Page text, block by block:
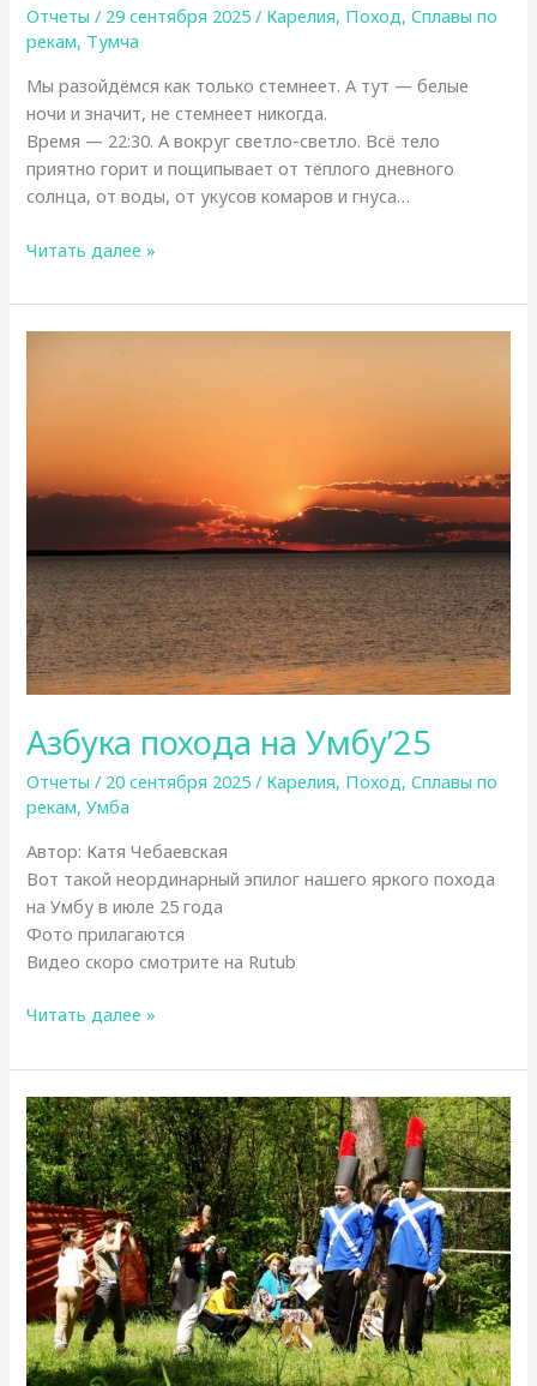
Отчеты / 29 сентября 2025/ Карелия, Поход,Сплавы по
рекам, Тумча
Мы разойдёмся как только стемнеет. А тут — белые
ночи и значит, не стемнеет никогда.
Время — 22:30. А вокруг светло-светло. Всё тело
приятно горит и пощипывает от тёплого дневного
солнца, от воды, от укусов комаров и гнуса…
Тумча,
2025.
Дневник
Читать далее »
Азбука похода на Умбу’25
Отчеты / 20 сентября 2025/ Карелия, Поход,Сплавы по
рекам,Умба
Автор: Катя Чебаевская
Вот такой неординарный эпилог нашего яркого похода
на Умбу в июле 25 года
Фото прилагаются
Видео скоро смотрите на Rutub
Азбука
на
Умбу’25
Читать далее »